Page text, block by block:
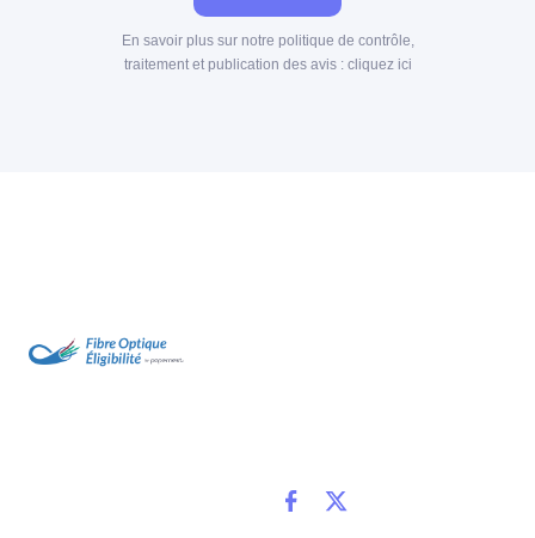
En savoir plus sur notre politique de contrôle,
traitement et publication des avis : cliquez ici